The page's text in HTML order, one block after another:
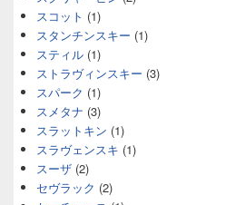
スコット (1)
スタンチンスキー (1)
スティル (1)
ストラヴィンスキー (3)
スパーク (1)
スメタナ (3)
スラットキン (1)
スラヴェンスキ (1)
スーザ (2)
セヴラック (2)